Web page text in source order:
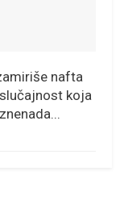
nafta
koja